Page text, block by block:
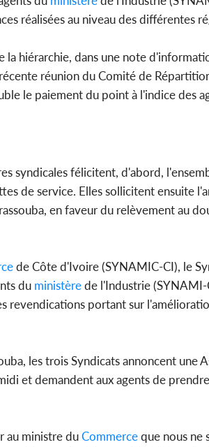
réalisées au niveau des différentes
hiérarchie, dans une note
réunion du Comité de
le paiement du point à l'indice des
syndicales félicitent, d'abord,
de service. Elles sollicitent ensuite
en faveur du relèvement au
de Côte d'Ivoire (SYNAMIC-CI), le
du ministèrede l'Industrie
revendications portant sur
les trois Syndicats annoncent une
et demandent aux agents de
au ministre duCommerceque nous ne